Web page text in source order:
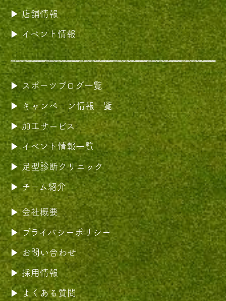
店舗情報
イベント情報
スポーツブログ一覧
キャンペーン情報一覧
加工サービス
イベント情報一覧
足型診断クリニック
チーム紹介
会社概要
プライバシーポリシー
お問い合わせ
採用情報
よくある質問